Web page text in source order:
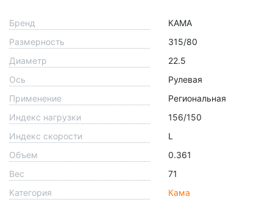
Бренд
КАМА
Размерность
315/80
Диаметр
22.5
Ось
Рулевая
Применение
Региональная
Индекс нагрузки
156/150
Индекс скорости
L
Объем
0.361
Вес
71
Категория
Кама